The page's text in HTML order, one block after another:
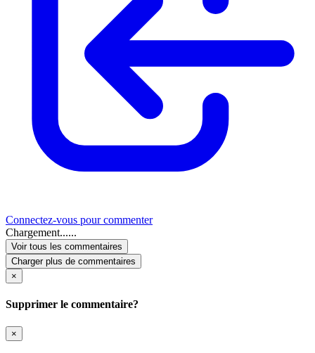
Connectez-vous pour commenter
Chargement......
Voir tous les commentaires
Charger plus de commentaires
×
Supprimer le commentaire?
×